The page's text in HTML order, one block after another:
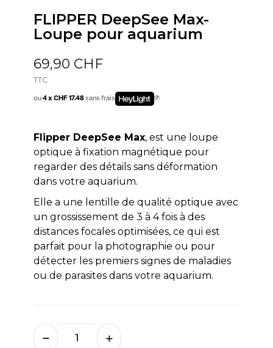
FLIPPER DeepSee Max-
Loupe pour aquarium
69,90 CHF
TTC
ou4 x CHF 17.48sans frais
Flipper DeepSee Max, est une loupe
optique à fixation magnétique pour
regarder des détails sans déformation
dans votre aquarium.
Elle a une lentille de qualité optique avec
un grossissement de 3 à 4 fois à des
distances focales optimisées, ce qui est
parfait pour la photographie ou pour
détecter les premiers signes de maladies
ou de parasites dans votre aquarium.